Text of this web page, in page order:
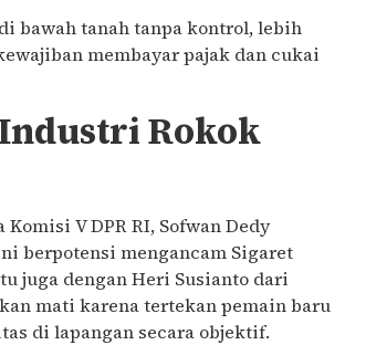
bawah tanah tanpa kontrol, lebih
membayar pajak dan cukai
Rokok
V DPR RI, Sofwan Dedy
berpotensi mengancam Sigaret
juga dengan Heri Susianto dari
mati karena tertekan pemain baru
di lapangan secara objektif.